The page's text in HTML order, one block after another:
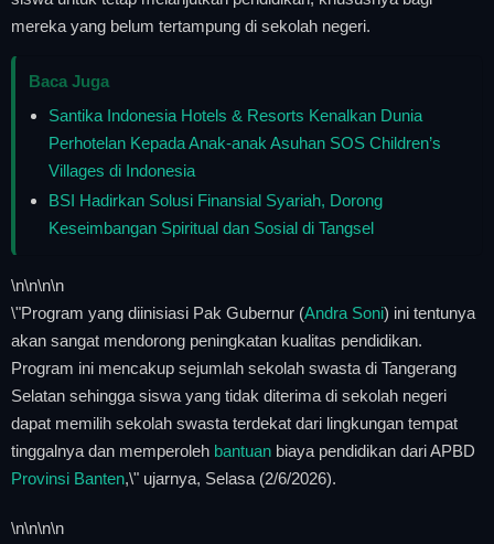
mereka yang belum tertampung di sekolah negeri.
Baca Juga
Santika Indonesia Hotels & Resorts Kenalkan Dunia
Perhotelan Kepada Anak-anak Asuhan SOS Children’s
Villages di Indonesia
BSI Hadirkan Solusi Finansial Syariah, Dorong
Keseimbangan Spiritual dan Sosial di Tangsel
\n\n\n\n
\"Program yang diinisiasi Pak Gubernur (Andra Soni) ini tentunya
akan sangat mendorong peningkatan kualitas pendidikan.
Program ini mencakup sejumlah sekolah swasta di Tangerang
Selatan sehingga siswa yang tidak diterima di sekolah negeri
dapat memilih sekolah swasta terdekat dari lingkungan tempat
tinggalnya dan memperoleh bantuan biaya pendidikan dari APBD
Provinsi Banten,\" ujarnya, Selasa (2/6/2026).
\n\n\n\n